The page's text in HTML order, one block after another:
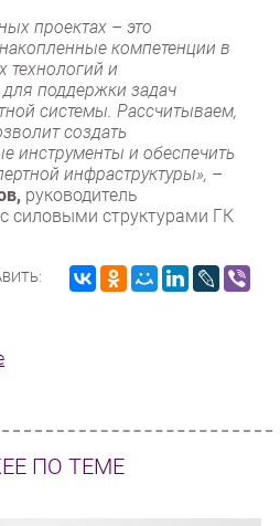
проектах – это
компетенции в
технологий и
поддержки задач
системы. Рассчитываем,
создать
инструменты и обеспечить
инфраструктуры», –
руководитель
силовыми структурами ГК
ПО ТЕМЕ